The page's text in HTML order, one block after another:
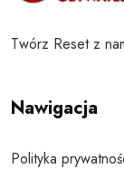
Twórz Reset z
Nawigacja
Polityka